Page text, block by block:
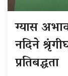
ग्यास
नदिने
प्रतिबद्धता